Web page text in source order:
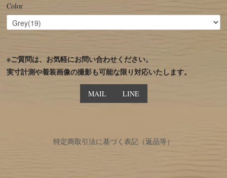
Color
※ご質問は、お気軽にお問い合わせください。
実寸計測や着装画像の撮影も可能な限り対応いたします。
MAIL LINE
特定商取引法に基づく表記（返品等）